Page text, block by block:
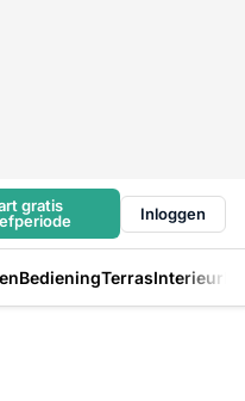
gratis
Inloggen
BedieningTerrasInterieur